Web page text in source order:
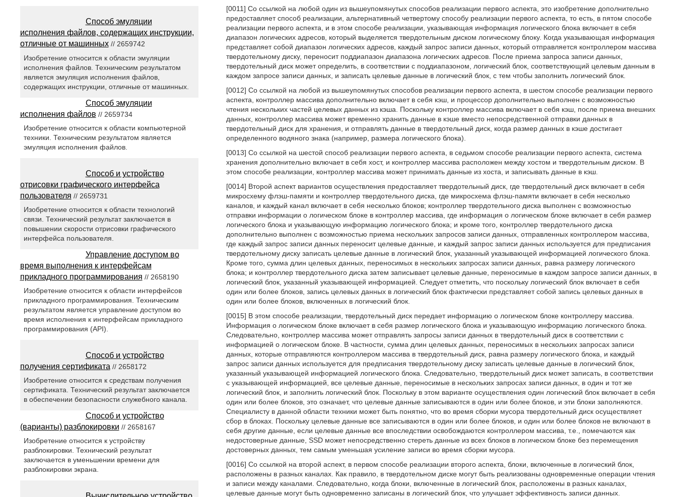
[0011] Со ссылкой на любой один из вышеупомянутых способов реализации первого аспекта, это изобретение дополнительно
предоставляет способ реализации, альтернативный четвертому способу реализации первого аспекта, то есть, в пятом способе
реализации первого аспекта, и в этом способе реализации, указывающая информация логического блока включает в себя
диапазон логических адресов, который выделяется твердотельным диском логическому блоку. Когда указывающая информация
представляет собой диапазон логических адресов, каждый запрос записи данных, который отправляется контроллером массива
твердотельному диску, переносит поддиапазон диапазона логических адресов. После приема запроса записи данных,
твердотельный диск может определить, в соответствии с поддиапазоном, логический блок, соответствующий целевым данным в
каждом запросе записи данных, и записать целевые данные в логический блок, с тем чтобы заполнить логический блок.
[0012] Со ссылкой на любой из вышеупомянутых способов реализации первого аспекта, в шестом способе реализации первого
аспекта, контроллер массива дополнительно включает в себя кэш, и процессор дополнительно выполнен с возможностью
чтения нескольких частей целевых данных из кэша. Поскольку контроллер массива включает в себя кэш, после приема внешних
данных, контроллер массива может временно хранить данные в кэше вместо непосредственной отправки данных в
твердотельный диск для хранения, и отправлять данные в твердотельный диск, когда размер данных в кэше достигает
определенного водяного знака (например, размера логического блока).
[0013] Со ссылкой на шестой способ реализации первого аспекта, в седьмом способе реализации первого аспекта, система
хранения дополнительно включает в себя хост, и контроллер массива расположен между хостом и твердотельным диском. В
этом способе реализации, контроллер массива может принимать данные из хоста, и записывать данные в кэш.
[0014] Второй аспект вариантов осуществления предоставляет твердотельный диск, где твердотельный диск включает в себя
микросхему флэш-памяти и контроллер твердотельного диска, где микросхема флэш-памяти включает в себя несколько
каналов, и каждый канал включает в себя несколько блоков; контроллер твердотельного диска выполнен с возможностью
отправки информации о логическом блоке в контроллер массива, где информация о логическом блоке включает в себя размер
логического блока и указывающую информацию логического блока; и кроме того, контроллер твердотельного диска
дополнительно выполнен с возможностью приема нескольких запросов записи данных, отправленных контроллером массива,
где каждый запрос записи данных переносит целевые данные, и каждый запрос записи данных используется для предписания
твердотельному диску записать целевые данные в логический блок, указанный указывающей информацией логического блока.
Кроме того, сумма длин целевых данных, переносимых в нескольких запросах записи данных, равна размеру логического
блока; и контроллер твердотельного диска затем записывает целевые данные, переносимые в каждом запросе записи данных, в
логический блок, указанный указывающей информацией. Следует отметить, что поскольку логический блок включает в себя
один или более блоков, запись целевых данных в логический блок фактически представляет собой запись целевых данных в
один или более блоков, включенных в логический блок.
[0015] В этом способе реализации, твердотельный диск передает информацию о логическом блоке контроллеру массива.
Информация о логическом блоке включает в себя размер логического блока и указывающую информацию логического блока.
Следовательно, контроллер массива может отправлять запросы записи данных в твердотельный диск в соответствии с
информацией о логическом блоке. В частности, сумма длин целевых данных, переносимых в нескольких запросах записи
данных, которые отправляются контроллером массива в твердотельный диск, равна размеру логического блока, и каждый
запрос записи данных используется для предписания твердотельному диску записать целевые данные в логический блок,
указанный указывающей информацией логического блока. Следовательно, твердотельный диск может записать, в соответствии
с указывающей информацией, все целевые данные, переносимые в нескольких запросах записи данных, в один и тот же
логический блок, и заполнить логический блок. Поскольку в этом варианте осуществления один логический блок включает в себя
один или более блоков, это означает, что целевые данные записываются в один или более блоков, и эти блоки заполняются.
Специалисту в данной области техники может быть понятно, что во время сборки мусора твердотельный диск осуществляет
сбор в блоках. Поскольку целевые данные все записываются в один или более блоков, и один или более блоков не включают в
себя другие данные, если целевые данные все впоследствии освобождаются контроллером массива, т.е., помечаются как
недостоверные данные, SSD может непосредственно стереть данные из всех блоков в логическом блоке без перемещения
достоверных данных, тем самым уменьшая усиление записи во время сборки мусора.
[0016] Со ссылкой на второй аспект, в первом способе реализации второго аспекта, блоки, включенные в логический блок,
расположены в разных каналах. Как правило, в твердотельном диске могут быть реализованы одновременные операции чтения
и записи между каналами. Следовательно, когда блоки, включенные в логический блок, расположены в разных каналах,
целевые данные могут быть одновременно записаны в логический блок, что улучшает эффективность записи данных.
Способ эмуляции
исполнения файлов, содержащих инструкции,
отличные от машинных// 2659742
Изобретение относится к области эмуляции
исполнения файлов. Техническим результатом
является эмуляция исполнения файлов,
содержащих инструкции, отличные от машинных.
Способ эмуляции
исполнения файлов // 2659734
Изобретение относится к области компьютерной
техники. Техническим результатом является
эмуляция исполнения файлов.
Способ и устройство
отрисовки графического интерфейса
пользователя // 2659731
Изобретение относится к области технологий
связи. Технический результат заключается в
повышении скорости отрисовки графического
интерфейса пользователя.
Управление доступом во
время выполнения к интерфейсам
прикладного программирования // 2658190
Изобретение относится к области интерфейсов
прикладного программирования. Техническим
результатом является управление доступом во
время исполнения к интерфейсам прикладного
программирования (API).
Способ и устройство
получения сертификата // 2658172
Изобретение относится к средствам получения
сертификата. Технический результат заключается
в обеспечении безопасности служебного канала.
Способ и устройство
(варианты) разблокировки // 2658167
Изобретение относится к устройству
разблокировки. Технический результат
заключается в уменьшении времени для
разблокировки экрана.